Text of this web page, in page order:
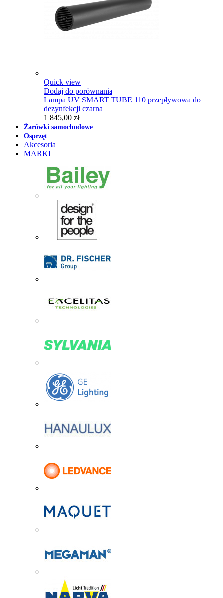
Quick view
Dodaj do porównania
Lampa UV SMART TUBE 110 przepływowa do
dezynfekcji czarna
1 845,00 zł
Żarówki samochodowe
Osprzęt
Akcesoria
MARKI